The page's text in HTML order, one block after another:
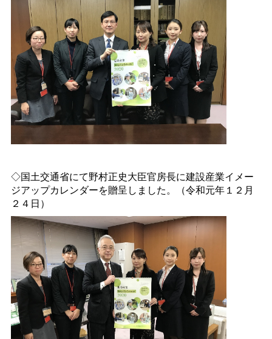
◇国土交通省にて野村正史大臣官房長に建設産業イメー
ジアップカレンダーを贈呈しました。（令和元年１２月
２４日）